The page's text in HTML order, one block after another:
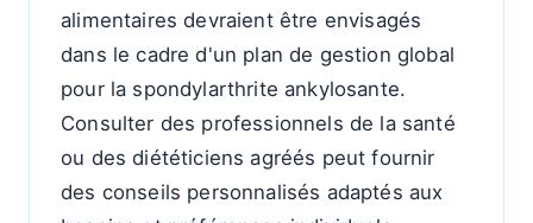
alimentaires devraient être envisagés
dans le cadre d'un plan de gestion global
pour la spondylarthrite ankylosante.
Consulter des professionnels de la santé
ou des diététiciens agréés peut fournir
des conseils personnalisés adaptés aux